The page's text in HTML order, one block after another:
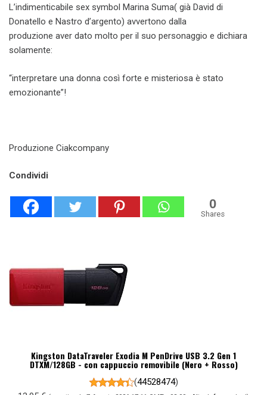
L’indimenticabile sex symbol Marina Suma( già David di
Donatello e Nastro d’argento) avvertono dalla
produzione aver dato molto per il suo personaggio e dichiara
solamente:
“interpretare una donna così forte e misteriosa è stato
emozionante”!
Produzione Ciakcompany
Condividi
0
Shares
Kingston DataTraveler Exodia M PenDrive USB 3.2 Gen 1
DTXM/128GB - con cappuccio removibile (Nero + Rosso)
(44528474)